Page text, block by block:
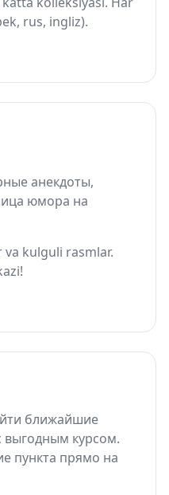
rus, ingliz).
анекдоты,
юмора на
kulguli rasmlar.
ближайшие
выгодным курсом.
пункта прямо на